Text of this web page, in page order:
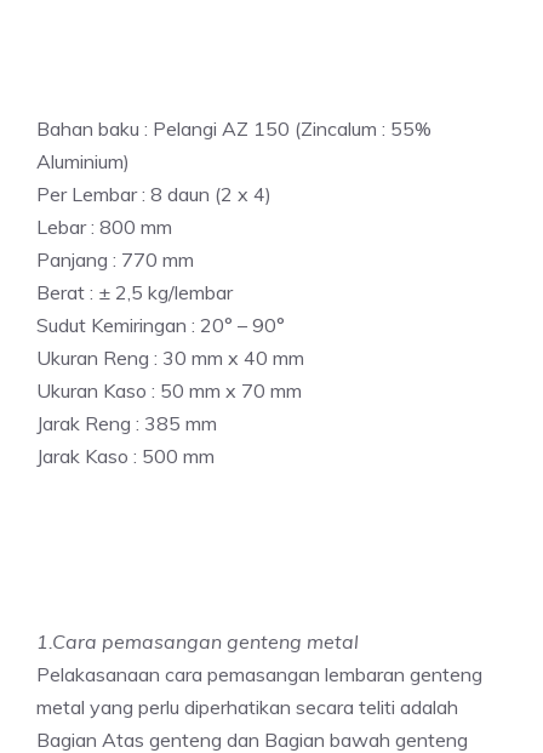
Bahan baku : Pelangi AZ 150 (Zincalum : 55%
Aluminium)
Per Lembar : 8 daun (2 x 4)
Lebar : 800 mm
Panjang : 770 mm
Berat : ± 2,5 kg/lembar
Sudut Kemiringan : 20° – 90°
Ukuran Reng : 30 mm x 40 mm
Ukuran Kaso : 50 mm x 70 mm
Jarak Reng : 385 mm
Jarak Kaso : 500 mm
1.Cara pemasangan genteng metal
Pelakasanaan cara pemasangan lembaran genteng
metal yang perlu diperhatikan secara teliti adalah
Bagian Atas genteng dan Bagian bawah genteng